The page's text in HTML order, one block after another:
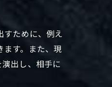
すために、例え
す。また、現
出し、相手に